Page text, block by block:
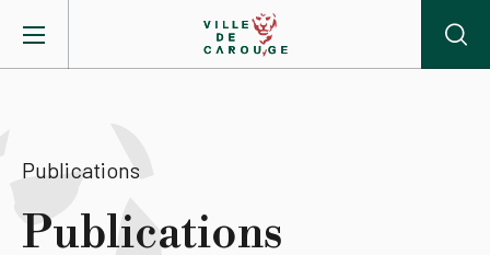
Mairie
Publications
Publications